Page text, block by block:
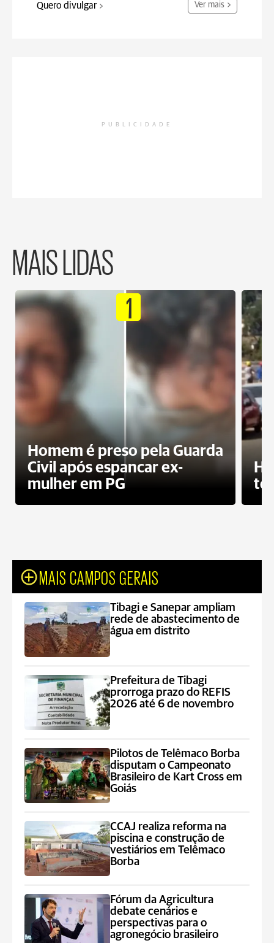
Quero divulgar Ver mais
PUBLICIDADE
MAIS LIDAS
1
Homem é preso pela Guarda
Civil após espancar ex-
mulher em PG
MAIS CAMPOS GERAIS
Tibagi e Sanepar ampliam
rede de abastecimento de
água em distrito
Prefeitura de Tibagi
prorroga prazo do REFIS
2026 até 6 de novembro
Pilotos de Telêmaco Borba
disputam o Campeonato
Brasileiro de Kart Cross em
Goiás
CCAJ realiza reforma na
piscina e construção de
vestiários em Telêmaco
Borba
Fórum da Agricultura
debate cenários e
perspectivas para o
agronegócio brasileiro